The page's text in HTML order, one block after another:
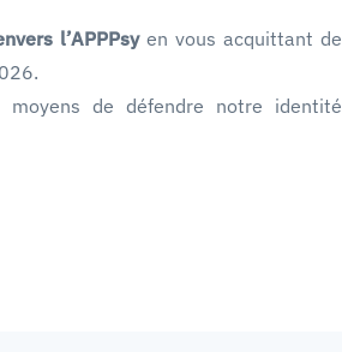
l’APPPsyen vous acquittant de
de défendre notre identité